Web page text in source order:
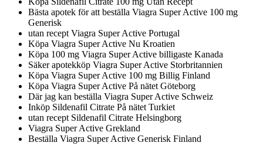
Bästa apotek för att beställa Viagra Super Active 100 mg
Generisk
utan recept Viagra Super Active Portugal
Köpa Viagra Super Active Nu Kroatien
Köpa 100 mg Viagra Super Active billigaste Kanada
Säker apotekköp Viagra Super Active Storbritannien
Köpa Viagra Super Active 100 mg Billig Finland
Köpa Viagra Super Active På nätet Göteborg
Där jag kan beställa Viagra Super Active Schweiz
Inköp Sildenafil Citrate På nätet Turkiet
utan recept Sildenafil Citrate Helsingborg
Viagra Super Active Grekland
Beställa Viagra Super Active Generisk Finland